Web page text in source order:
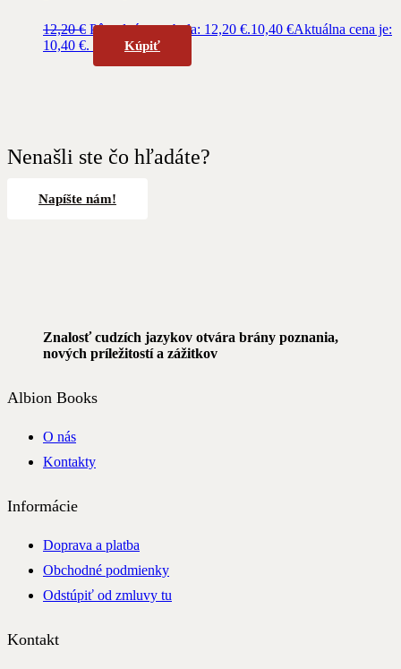
12,20€ Pôvodná cena bola: 12,20 €.10,40 €Aktuálna cena je:
10,40 €.
Kúpiť
Nenašli ste čo hľadáte?
Napíšte nám!
Znalosť cudzích jazykov otvára brány poznania,
nových príležitostí a zážitkov
Albion Books
O nás
Kontakty
Informácie
Doprava a platba
Obchodné podmienky
Odstúpiť od zmluvy tu
Kontakt